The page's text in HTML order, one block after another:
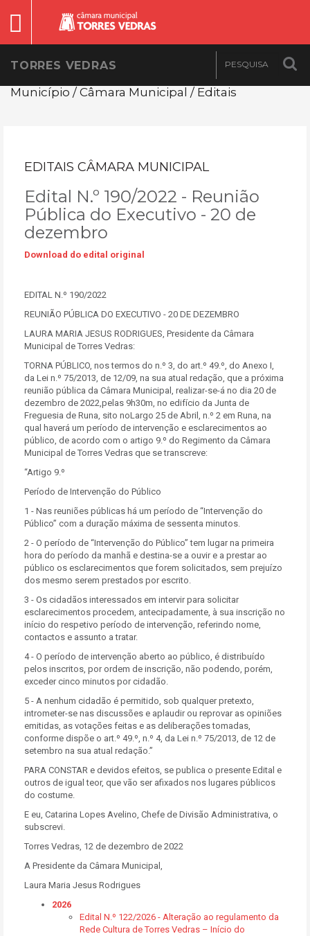
TORRES VEDRAS
Município / Câmara Municipal / Editais
EDITAIS CÂMARA MUNICIPAL
Edital N.º 190/2022 - Reunião
Pública do Executivo - 20 de
dezembro
Download do edital original
EDITAL N.º 190/2022
REUNIÃO PÚBLICA DO EXECUTIVO - 20 DE DEZEMBRO
LAURA MARIA JESUS RODRIGUES, Presidente da Câmara
Municipal de Torres Vedras:
TORNA PÚBLICO, nos termos do n.º 3, do art.º 49.º, do Anexo I,
da Lei n.º 75/2013, de 12/09, na sua atual redação, que a próxima
reunião pública da Câmara Municipal, realizar-se-á no dia 20 de
dezembro de 2022,pelas 9h30m, no edifício da Junta de
Freguesia de Runa, sito noLargo 25 de Abril, n.º 2 em Runa, na
qual haverá um período de intervenção e esclarecimentos ao
público, de acordo com o artigo 9.º do Regimento da Câmara
Municipal de Torres Vedras que se transcreve:
“Artigo 9.º
Período de Intervenção do Público
1 - Nas reuniões públicas há um período de “Intervenção do
Público” com a duração máxima de sessenta minutos.
2 - O período de “Intervenção do Público” tem lugar na primeira
hora do período da manhã e destina-se a ouvir e a prestar ao
público os esclarecimentos que forem solicitados, sem prejuízo
dos mesmo serem prestados por escrito.
3 - Os cidadãos interessados em intervir para solicitar
esclarecimentos procedem, antecipadamente, à sua inscrição no
início do respetivo período de intervenção, referindo nome,
contactos e assunto a tratar.
4 - O período de intervenção aberto ao público, é distribuído
pelos inscritos, por ordem de inscrição, não podendo, porém,
exceder cinco minutos por cidadão.
5 - A nenhum cidadão é permitido, sob qualquer pretexto,
intrometer-se nas discussões e aplaudir ou reprovar as opiniões
emitidas, as votações feitas e as deliberações tomadas,
conforme dispõe o art.º 49.º, n.º 4, da Lei n.º 75/2013, de 12 de
setembro na sua atual redação.”
PARA CONSTAR e devidos efeitos, se publica o presente Edital e
outros de igual teor, que vão ser afixados nos lugares públicos
do costume.
E eu, Catarina Lopes Avelino, Chefe de Divisão Administrativa, o
subscrevi.
Torres Vedras, 12 de dezembro de 2022
A Presidente da Câmara Municipal,
Laura Maria Jesus Rodrigues
2026
Edital N.º 122/2026 - Alteração ao regulamento da
Rede Cultura de Torres Vedras – Início do